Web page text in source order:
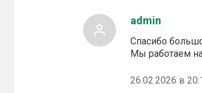
admin
Спасибо
Мы работаем
26.02.2026 в